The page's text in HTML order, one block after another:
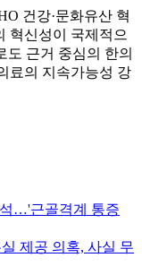
건강·문화유산 혁
혁신성이 국제적으
도 근거 중심의 한의
료의 지속가능성 강
…'근골격계 통증
제공 의혹, 사실 무